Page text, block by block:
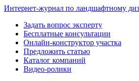
Интернет-журнал по ландшафтному
Задать вопрос эксперту
Бесплатные консультации
Онлайн-конструктор участка
Предложить статью
Каталог компаний
Видео-ролики